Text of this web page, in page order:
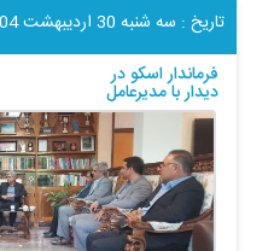
تاریخ : سه شنبه 30 ارديبهشت 1404
فرماندار اسکو در
دیدار با مدیرعامل